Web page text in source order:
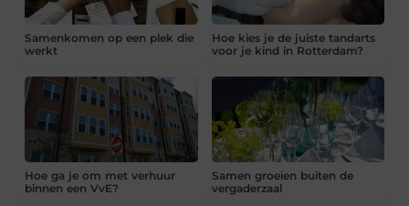
Samenkomen op een plek die
werkt
Hoe kies je de juiste tandarts
voor je kind in Rotterdam?
Hoe ga je om met verhuur
binnen een VvE?
Samen groeien buiten de
vergaderzaal